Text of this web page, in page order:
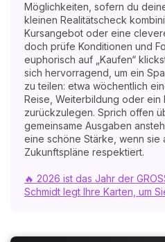
Möglichkeiten, sofern du
kleinen Realitätscheck
Kursangebot oder eine
doch prüfe Konditionen und
euphorisch auf „Kaufen“
sich hervorragend, um ein
zu teilen: etwa wöchentlich
Reise, Weiterbildung oder
zurückzulegen. Sprich offen
gemeinsame Ausgaben
eine schöne Stärke, wenn sie
Zukunftspläne respektiert.
🔥 2026 ist das Jahr der
Schmidt legt Ihre Karten, um